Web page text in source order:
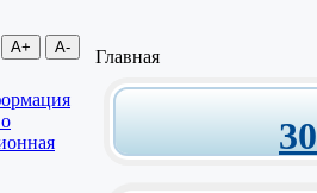
A+ A- Главная